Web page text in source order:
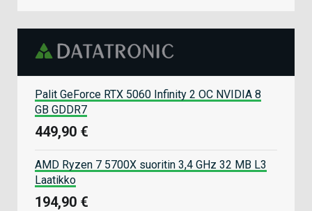
Palit GeForce RTX 5060 Infinity 2 OC NVIDIA 8
GB GDDR7
449,90 €
AMD Ryzen 7 5700X suoritin 3,4 GHz 32 MB L3
Laatikko
194,90 €